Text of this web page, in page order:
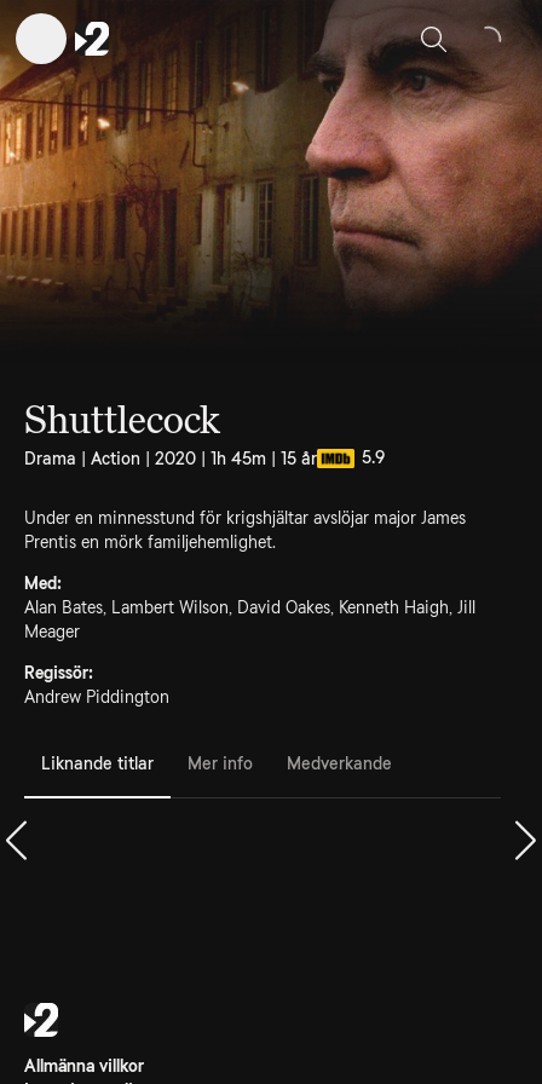
Sök
Shuttlecock
Drama | Action | 2020 | 1h 45m | 15 år 5.9
Under en minnesstund för krigshjältar avslöjar major James
Prentis en mörk familjehemlighet.
Med:
Alan Bates, Lambert Wilson, David Oakes, Kenneth Haigh, Jill
Meager
Regissör:
Andrew Piddington
Liknande titlar Mer info Medverkande
Allmänna villkor